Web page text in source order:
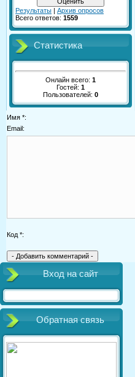
Результаты | Архив опросов
Всего ответов: 1559
Статистика
Онлайн всего: 1
Гостей: 1
Пользователей: 0
Имя *:
Email:
Код *:
Вход на сайт
Обратная связь